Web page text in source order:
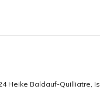
Heike Baldauf-Quilliatre,